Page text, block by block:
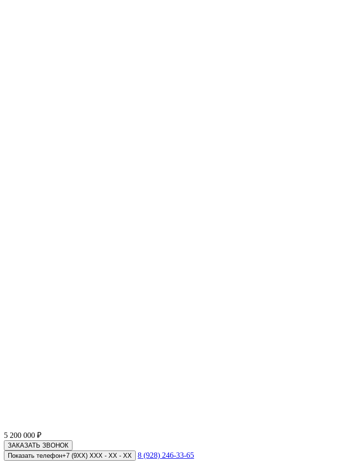
5 200 000 ₽
ЗАКАЗАТЬ ЗВОНОК
Показать телефон+7 (9XX) XXX - XX - XX 8 (928) 246-33-65